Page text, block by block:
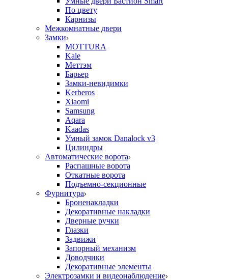
По цвету
Карнизы
Межкомнатные двери
Замки
MOTTURA
Kale
Меттэм
Барьер
Замки-невидимки
Kerberos
Xiaomi
Samsung
Aqara
Kaadas
Умный замок Danalock v3
Цилиндры
Автоматические ворота
Распашные ворота
Откатные ворота
Подъемно-секционные
Фурнитура
Броненакладки
Декоративные накладки
Дверные ручки
Глазки
Задвижи
Запорный механизм
Доводчики
Декоративные элементы
Электрозамки и видеонаблюдение